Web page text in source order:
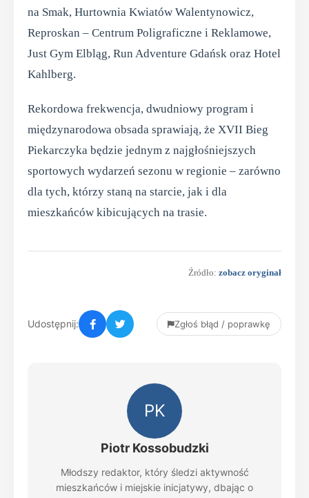
na Smak, Hurtownia Kwiatów Walentynowicz,
Reproskan – Centrum Poligraficzne i Reklamowe,
Just Gym Elbląg, Run Adventure Gdańsk oraz Hotel
Kahlberg.
Rekordowa frekwencja, dwudniowy program i
międzynarodowa obsada sprawiają, że XVII Bieg
Piekarczyka będzie jednym z najgłośniejszych
sportowych wydarzeń sezonu w regionie – zarówno
dla tych, którzy staną na starcie, jak i dla
mieszkańców kibicujących na trasie.
Źródło: zobacz oryginał
Udostępnij: Zgłoś błąd / poprawkę
PK
Piotr Kossobudzki
Młodszy redaktor, który śledzi aktywność
mieszkańców i miejskie inicjatywy, dbając o